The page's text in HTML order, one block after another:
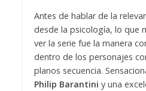
Antes de hablar de la
desde la psicología, lo que
ver la serie fue la manera
dentro de los personajes
planos secuencia.
Philip Barantini y una